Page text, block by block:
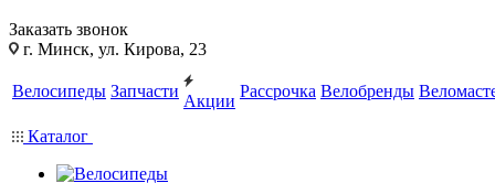
Заказать звонок
г. Минск, ул. Кирова, 23
Велосипеды Запчасти
Акции
Рассрочка Велобренды
Каталог